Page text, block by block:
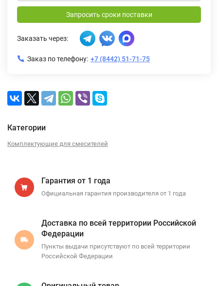
Запросить сроки поставки
Заказать через:
Заказ по телефону: +7 (8442) 51-71-75
Категории
Комплектующие для смесителей
Гарантия от 1 года
Официальная гарантия производителя от 1 года
Доставка по всей территории Российской
Федерации
Пункты выдачи присутствуют по всей территории
Российской Федерации